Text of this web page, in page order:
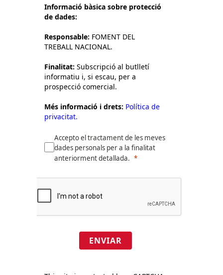
Informació bàsica sobre protecció
de dades:
Responsable: FOMENT DEL
TREBALL NACIONAL.
Finalitat: Subscripció al butlletí
informatiu i, si escau, per a
prospecció comercial.
Més informació i drets: Política de
privacitat.
Accepto el tractament de les meves
dades personals per a la finalitat
anteriorment detallada.
ENVIAR